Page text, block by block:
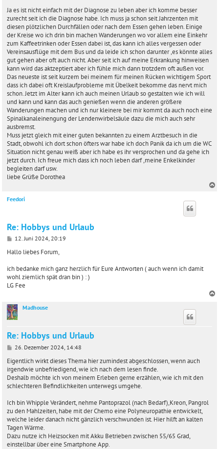
i
t
r
a
g
Ja es ist nicht einfach mit der Diagnose zu leben aber ich komme besser
zurecht seit ich die Diagnose habe. Ich muss ja schon seit Jahrzenten mit
diesen plötzlichen Durchfällen oder nach dem Essen gehen leben. Einige
der Kreise wo ich drin bin machen Wanderungen wo vor allem eine Einkehr
zum Kaffeetrinken oder Essen dabei ist, das kann ich alles vergessen oder
Vereinsausflüge mit dem Bus und da leide ich schon darunter ,es könnte alles
gut gehen aber oft auch nicht. Aber seit ich auf meine Erkrankung hinweisen
kann wird das aktzeptiert aber ich fühle mich dann trotzdem oft außen vor.
Das neueste ist seit kurzem bei meinem für meinen Rücken wichtigem Sport
dass ich dabei oft Kreislaufprobleme mit Übelkeit bekomme das nervt mich
schon. Jetzt im Alter kann ich auch meinen Urlaub so gestalten wie ich will
und kann und kann das auch genießen wenn die anderen größere
Wanderungen machen und ich nur kleinere bei mir kommt da auch noch eine
Spinalkanaleinengung der Lendenwirbelsäule dazu die mich auch sehr
ausbremst.
Muss jetzt gleich mit einer guten bekannten zu einem Arztbesuch in die
Stadt, obwohl ich dort schon öfters war habe ich doch Panik da ich um die WC
Situation nicht genau weiß aber ich habe es ihr versprochen und da gehe ich
jetzt durch. Ich freue mich dass ich noch leben darf ,meine Enkelkinder
begleiten darf usw.
liebe Grüße Dorothea
Feedori
Re: Hobbys und Urlaub
B
i
a
g
12. Juni 2024, 20:19
Hallo liebes Forum,
ich bedanke mich ganz herzlich für Eure Antworten ( auch wenn ich damit
wohl ziemlich spät dran bin ) : )
LG Fee
Madhouse
Re: Hobbys und Urlaub
B
i
t
r
a
g
26. Dezember 2024, 14:48
Eigentlich wirkt dieses Thema hier zumindest abgeschlossen, wenn auch
irgendwie unbefriedigend, wie ich nach dem lesen finde.
Deshalb möchte ich von meinem Erleben gerne erzählen, wie ich mit den
schlechteren Befindlichkeiten unterwegs umgehe.
Ich bin Whipple Verändert, nehme Pantoprazol (nach Bedarf),Kreon, Pangrol
zu den Mahlzeiten, habe mit der Chemo eine Polyneuropathie entwickelt,
welche leider danach nicht gänzlich verschwunden ist. Hier hilft an kalten
Tagen Wärme.
Dazu nutze ich Heizsocken mit Akku Betrieben zwischen 55/65 Grad,
einstellbar über eine Smartphone App.